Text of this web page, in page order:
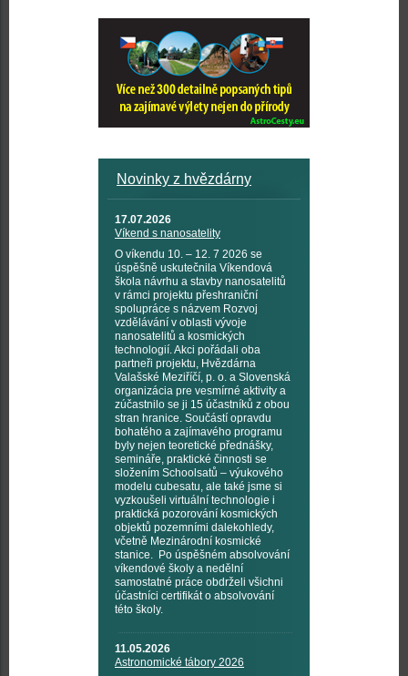
Novinky z hvězdárny
17.07.2026
Víkend s nanosatelity
O víkendu 10. – 12. 7 2026 se
úspěšně uskutečnila Víkendová
škola návrhu a stavby nanosatelitů
v rámci projektu přeshraniční
spolupráce s názvem Rozvoj
vzdělávání v oblasti vývoje
nanosatelitů a kosmických
technologií. Akci pořádali oba
partneři projektu, Hvězdárna
Valašské Meziříčí, p. o. a Slovenská
organizácia pre vesmírné aktivity a
zúčastnilo se ji 15 účastníků z obou
stran hranice. Součástí opravdu
bohatého a zajímavého programu
byly nejen teoretické přednášky,
semináře, praktické činnosti se
složením Schoolsatů – výukového
modelu cubesatu, ale také jsme si
vyzkoušeli virtuální technologie i
praktická pozorování kosmických
objektů pozemními dalekohledy,
včetně Mezinárodní kosmické
stanice. Po úspěšném absolvování
víkendové školy a nedělní
samostatné práce obdrželi všichni
účastníci certifikát o absolvování
této školy.
11.05.2026
Astronomické tábory 2026